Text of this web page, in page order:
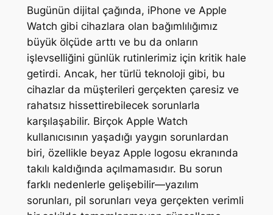
Bugünün dijital çağında, iPhone ve Apple
Watch gibi cihazlara olan bağımlılığımız
büyük ölçüde arttı ve bu da onların
işlevselliğini günlük rutinlerimiz için kritik hale
getirdi. Ancak, her türlü teknoloji gibi, bu
cihazlar da müşterileri gerçekten çaresiz ve
rahatsız hissettirebilecek sorunlarla
karşılaşabilir. Birçok Apple Watch
kullanıcısının yaşadığı yaygın sorunlardan
biri, özellikle beyaz Apple logosu ekranında
takılı kaldığında açılmamasıdır. Bu sorun
farklı nedenlerle gelişebilir—yazılım
sorunları, pil sorunları veya gerçekten verimli